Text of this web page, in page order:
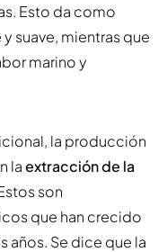
Esto da como
suave, mientras que
marino y
la producción
laextracción de la
son
que han crecido
años. Se dice que la